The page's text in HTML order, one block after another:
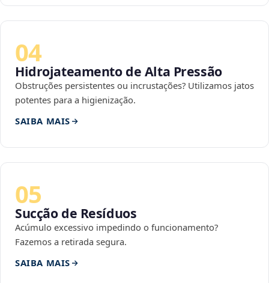
04
Hidrojateamento de Alta Pressão
Obstruções persistentes ou incrustações? Utilizamos jatos
potentes para a higienização.
SAIBA MAIS
05
Sucção de Resíduos
Acúmulo excessivo impedindo o funcionamento?
Fazemos a retirada segura.
SAIBA MAIS